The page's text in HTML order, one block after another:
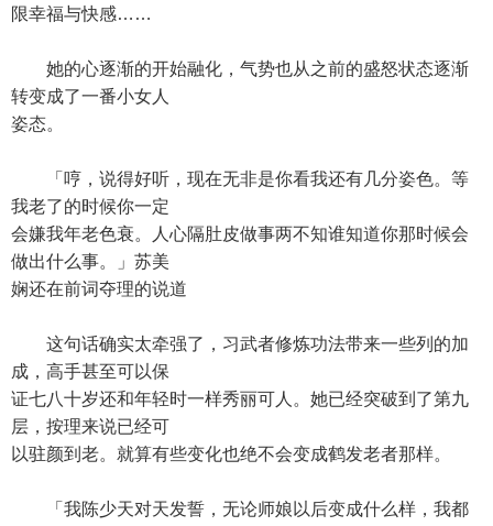
限幸福与快感……
她的心逐渐的开始融化，气势也从之前的盛怒状态逐渐
转变成了一番小女人
姿态。
「哼，说得好听，现在无非是你看我还有几分姿色。等
我老了的时候你一定
会嫌我年老色衰。人心隔肚皮做事两不知谁知道你那时候会
做出什么事。」苏美
娴还在前词夺理的说道
这句话确实太牵强了，习武者修炼功法带来一些列的加
成，高手甚至可以保
证七八十岁还和年轻时一样秀丽可人。她已经突破到了第九
层，按理来说已经可
以驻颜到老。就算有些变化也绝不会变成鹤发老者那样。
「我陈少天对天发誓，无论师娘以后变成什么样，我都